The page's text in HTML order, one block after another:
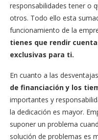
responsabilidades tener o
otros. Todo ello esta
funcionamiento de la
tienes que rendir
exclusivas para ti.
En cuanto a las
de financiación y los
importantes y
la dedicación es mayor.
suponer un problema
solución de problemas es